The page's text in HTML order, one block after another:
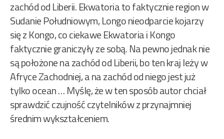
zachód od Liberii. Ekwatoria to faktycznie region w
Sudanie Południowym, Longo nieodparcie kojarzy
się z Kongo, co ciekawe Ekwatoria i Kongo
faktycznie graniczyły ze sobą. Na pewno jednak nie
są położone na zachód od Liberii, bo ten kraj leży w
Afryce Zachodniej, a na zachód od niego jest już
tylko ocean … Myślę, że w ten sposób autor chciał
sprawdzić czujność czytelników z przynajmniej
średnim wykształceniem.